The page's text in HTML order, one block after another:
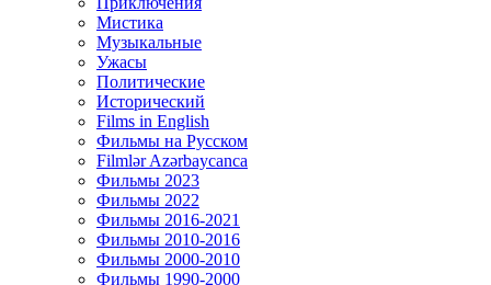
Мистика
Музыкальные
Ужасы
Политические
Исторический
Films in English
Фильмы на Русском
Filmlər Azərbaycanca
Фильмы 2023
Фильмы 2022
Фильмы 2016-2021
Фильмы 2010-2016
Фильмы 2000-2010
Фильмы 1990-2000